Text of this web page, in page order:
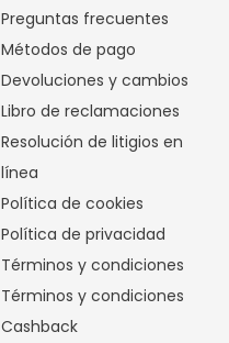
Preguntas frecuentes
Métodos de pago
Devoluciones y cambios
Libro de reclamaciones
Resolución de litigios en
línea
Política de cookies
Política de privacidad
Términos y condiciones
Términos y condiciones
Cashback